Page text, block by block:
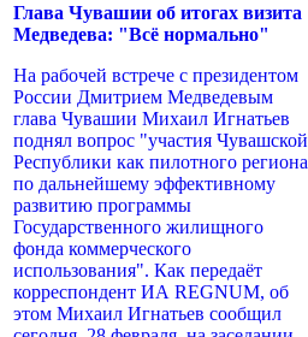
Глава Чувашии об итогах визита
Медведева: "Всё нормально"
На рабочей встрече с президентом
России Дмитрием Медведевым
глава Чувашии Михаил Игнатьев
поднял вопрос "участия Чувашской
Республики как пилотного региона
по дальнейшему эффективному
развитию программы
Государственного жилищного
фонда коммерческого
использования". Как передаёт
корреспондент ИА REGNUM, об
этом Михаил Игнатьев сообщил